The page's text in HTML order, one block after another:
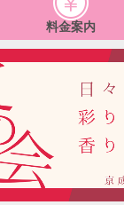
料金案内